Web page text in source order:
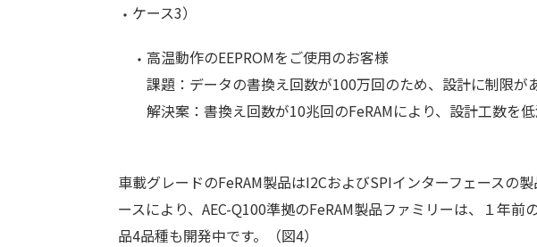
ケース3）
高温動作のEEPROMをご使用のお客様
課題：データの書換え回数が100万回のため、設計に制限が
解決案：書換え回数が10兆回のFeRAMにより、設計工数を
車載グレードのFeRAM製品はI2CおよびSPIインターフェースの
ースにより、AEC-Q100準拠のFeRAM製品ファミリーは、１年
品4品種も開発中です。（図4）